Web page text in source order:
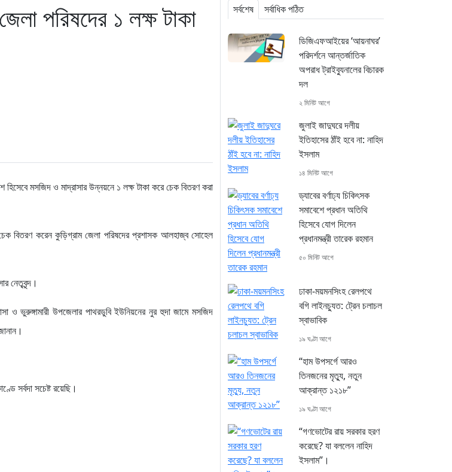
পরিষদের ১ লক্ষ টাকা
মসজিদ ও মাদ্রাসার উন্নয়নে ১ লক্ষ টাকা করে চেক বিতরণ করা
বিতরণ করেন কুড়িগ্রাম জেলা পরিষদের প্রশাসক আলহাজ্ব সোহেল
নেতৃবৃন্দ।
ও ভুরুঙ্গামারী উপজেলার পাথরডুবি ইউনিয়নের নুর হুদা জামে মসজিদ
সর্বদা সচেষ্ট রয়েছি।
সর্বশেষ সর্বাধিক পঠিত
ডিজিএফআইয়ের ‘আয়নাঘর’
পরিদর্শনে আন্তর্জাতিক
অপরাধ ট্রাইব্যুনালের বিচারক
দল
২ মিনিট আগে
জুলাই জাদুঘরে দলীয়
ইতিহাসের ঠাঁই হবে না: নাহিদ
ইসলাম
১৪ মিনিট আগে
ড্যাবের বর্ণাঢ্য চিকিৎসক
সমাবেশে প্রধান অতিথি
হিসেবে যোগ দিলেন
প্রধানমন্ত্রী তারেক রহমান
৫০ মিনিট আগে
ঢাকা-ময়মনসিংহ রেলপথে
বগি লাইনচ্যুত: ট্রেন চলাচল
স্বাভাবিক
১৯ ঘণ্টা আগে
“হাম উপসর্গে আরও
তিনজনের মৃত্যু, নতুন
আক্রান্ত ১২১৮”
১৯ ঘণ্টা আগে
“গণভোটের রায় সরকার হরণ
করেছে? যা বললেন নাহিদ
ইসলাম”।